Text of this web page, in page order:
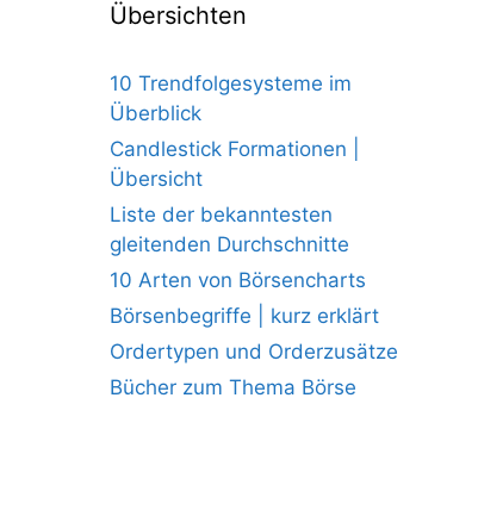
Übersichten
10 Trendfolgesysteme im
Überblick
Candlestick Formationen |
Übersicht
Liste der bekanntesten
gleitenden Durchschnitte
10 Arten von Börsencharts
Börsenbegriffe | kurz erklärt
Ordertypen und Orderzusätze
Bücher zum Thema Börse